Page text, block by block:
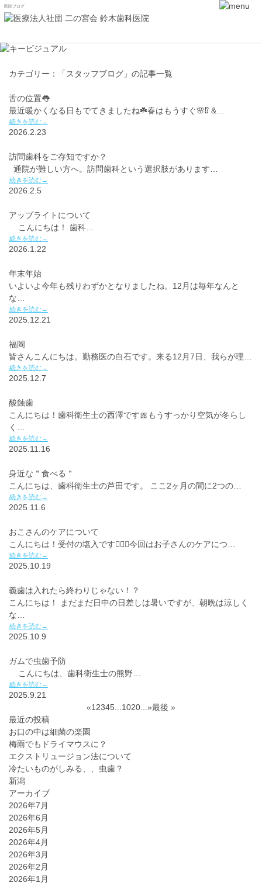
医院ブログ
カテゴリー：「スタッフブログ」の記事一覧
舌の位置👅
最近暖かくなる日もでてきましたね☘️春はもうすぐ🌸⁉️ &…
続きを読む→
2026.2.23
訪問歯科をご存知ですか？
通院が難しい方へ。訪問歯科という選択肢があります…
続きを読む→
2026.2.5
アップライトについて
こんにちは！ 歯科…
続きを読む→
2026.1.22
年末年始
いよいよ今年も残りわずかとなりましたね。12月は毎年なんと
な…
続きを読む→
2025.12.21
福岡
皆さんこんにちは。勤務医の白石です。来る12月7日、我らが理…
続きを読む→
2025.12.7
酸蝕歯
こんにちは！歯科衛生士の西澤です🎀もうすっかり空気が冬らし
く…
続きを読む→
2025.11.16
身近な＂食べる＂
こんにちは、歯科衛生士の芦田です。 ここ2ヶ月の間に2つの…
続きを読む→
2025.11.6
おこさんのケアについて
こんにちは！受付の塩入です💁🏻‍♀️今回はお子さんのケアにつ…
続きを読む→
2025.10.19
義歯は入れたら終わりじゃない！？
こんにちは！ まだまだ日中の日差しは暑いですが、朝晩は涼しく
な…
続きを読む→
2025.10.9
ガムで虫歯予防
こんにちは、歯科衛生士の熊野…
続きを読む→
2025.9.21
«12345...1020...»最後 »
最近の投稿
お口の中は細菌の楽園
梅雨でもドライマウスに？
エクストリュージョン法について
冷たいものがしみる、、虫歯？
新潟
アーカイブ
2026年7月
2026年6月
2026年5月
2026年4月
2026年3月
2026年2月
2026年1月